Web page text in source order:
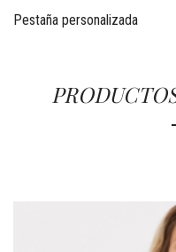
Pestaña personalizada